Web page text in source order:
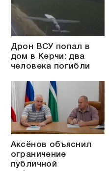
Дрон ВСУ попал в
дом в Керчи: два
человека погибли
Аксёнов объяснил
ограничение
публичной